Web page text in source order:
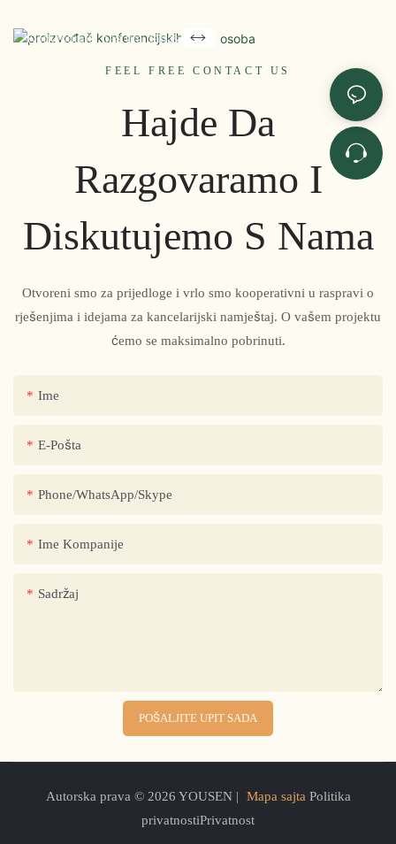
Kontaktirajte naš tim danas
za konkurentnu ponudu,
ili poziv za obilazak fabrike.
FEEL FREE CONTACT US
Hajde Da
Razgovaramo I
Diskutujemo S Nama
Otvoreni smo za prijedloge i vrlo smo kooperativni u raspravi o
rješenjima i idejama za kancelarijski namještaj. O vašem projektu
ćemo se maksimalno pobrinuti.
Ime
E-Pošta
Phone/WhatsApp/Skype
Ime Kompanije
Sadržaj
POŠALJITE UPIT SADA
Autorska prava © 2026 YOUSEN | Mapa sajtaPolitika
privatnostiPrivatnost